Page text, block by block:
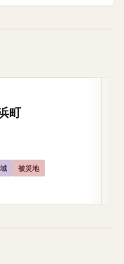
町
被災地